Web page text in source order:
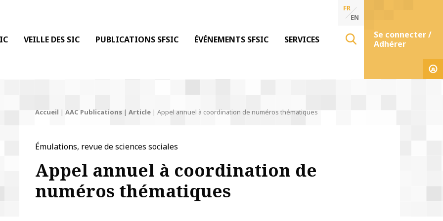
LA COMMUNICATION
VEILLE DES SIC PUBLICATIONS SFSIC ÉVÉNEMENTS SFSIC SERVICES
FR
EN
Se connecter /
Adhérer
Accueil | AAC Publications| Article| Appel annuel à coordination de numéros thématiques
Émulations, revue de sciences sociales
Appel annuel à coordination de
numéros thématiques